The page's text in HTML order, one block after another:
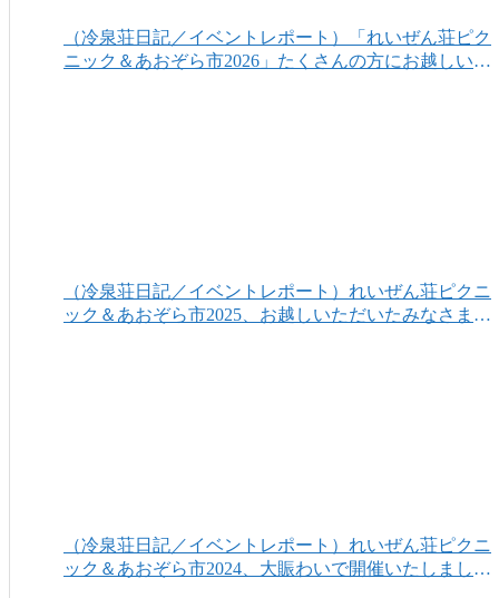
（冷泉荘日記／イベントレポート）「れいぜん荘ピク
ニック＆あおぞら市2026」たくさんの方にお越しいた
（冷泉荘日記／イベントレポート）れいぜん荘ピクニ
ック＆あおぞら市2025、お越しいただいたみなさまあ
（冷泉荘日記／イベントレポート）れいぜん荘ピクニ
ック＆あおぞら市2024、大賑わいで開催いたしまし